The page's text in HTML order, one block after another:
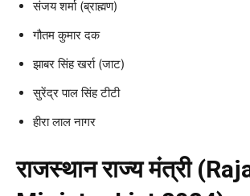
संजय शर्मा (ब्राह्मण)
गौतम कुमार दक
झाबर सिंह खर्रा (जाट)
सुरेंद्र पाल सिंह टीटी
हीरा लाल नागर
राजस्थान राज्य मंत्री